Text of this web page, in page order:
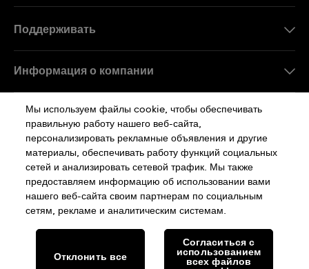
Поддерживать
Информация о компании
Работа в Swatch
Sitemap
Политика Конфиденциальности
Cookie Notice Условия Использования
SWISS MADE
Мы используем файлы cookie, чтобы обеспечивать
правильную работу нашего веб-сайта,
персонализировать рекламные объявления и другие
материалы, обеспечивать работу функций социальных
сетей и анализировать сетевой трафик. Мы также
предоставляем информацию об использовании вами
нашего веб-сайта своим партнерам по социальным
сетям, рекламе и аналитическим системам.
Отклонить все
Согласиться с
использованием
всех файлов